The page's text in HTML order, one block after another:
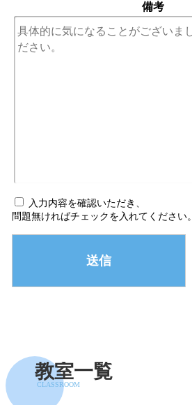
備考
入力内容を確認いただき、
問題無ければチェックを入れてください。
教室一覧
CLASSROOM